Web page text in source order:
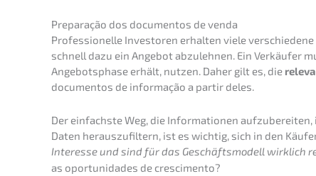
Prepa­ra­ção dos document­os de venda
Profes­sio­nel­le Inves­to­ren erhal­ten viele
schnell dazu ein Angebot abzuleh­nen. Ein Verkäu­fer
Angebots­pha­se erhält, nutzen. Daher gilt es, die
document­os de infor­ma­ção a partir deles.
Der einfachs­te Weg, die Infor­ma­tio­nen
Daten heraus­zu­fil­tern, ist es wichtig, sich in den
Inter­es­se und sind für das Geschäfts­mo­dell wirklich
as oportu­ni­d­a­des de crescimento?